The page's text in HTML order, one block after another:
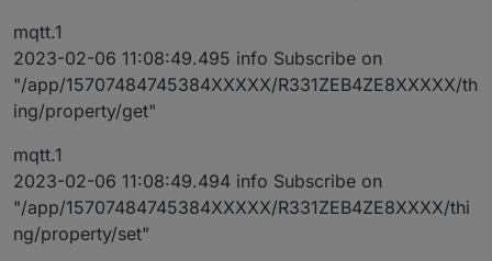
mqtt.1
2023-02-06 11:08:49.495 info Subscribe on
"/app/15707484745384XXXXX/R331ZEB4ZE8XXXXX/th
ing/property/get"
mqtt.1
2023-02-06 11:08:49.494 info Subscribe on
"/app/15707484745384XXXXX/R331ZEB4ZE8XXXX/thi
ng/property/set"